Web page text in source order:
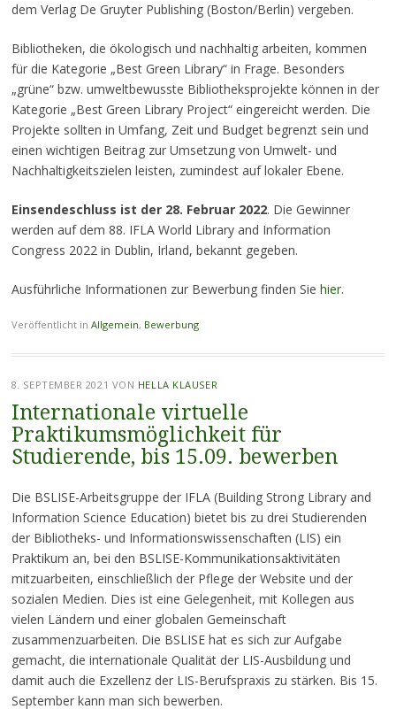
dem Verlag De Gruyter Publishing (Boston/Berlin) vergeben.
Bibliotheken, die ökologisch und nachhaltig arbeiten, kommen
für die Kategorie „Best Green Library“ in Frage. Besonders
„grüne“ bzw. umweltbewusste Bibliotheksprojekte können in der
Kategorie „Best Green Library Project“ eingereicht werden. Die
Projekte sollten in Umfang, Zeit und Budget begrenzt sein und
einen wichtigen Beitrag zur Umsetzung von Umwelt- und
Nachhaltigkeitszielen leisten, zumindest auf lokaler Ebene.
Einsendeschluss ist der 28. Februar 2022. Die Gewinner
werden auf dem 88. IFLA World Library and Information
Congress 2022 in Dublin, Irland, bekannt gegeben.
Ausführliche Informationen zur Bewerbung finden Sie hier.
Veröffentlicht in Allgemein, Bewerbung
8. SEPTEMBER 2021 VON HELLA KLAUSER
Internationale virtuelle
Praktikumsmöglichkeit für
Studierende, bis 15.09. bewerben
Die BSLISE-Arbeitsgruppe der IFLA (Building Strong Library and
Information Science Education) bietet bis zu drei Studierenden
der Bibliotheks- und Informationswissenschaften (LIS) ein
Praktikum an, bei den BSLISE-Kommunikationsaktivitäten
mitzuarbeiten, einschließlich der Pflege der Website und der
sozialen Medien. Dies ist eine Gelegenheit, mit Kollegen aus
vielen Ländern und einer globalen Gemeinschaft
zusammenzuarbeiten. Die BSLISE hat es sich zur Aufgabe
gemacht, die internationale Qualität der LIS-Ausbildung und
damit auch die Exzellenz der LIS-Berufspraxis zu stärken. Bis 15.
September kann man sich bewerben.